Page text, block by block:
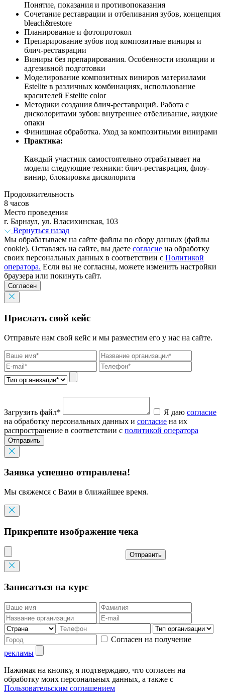
Понятие, показания и противопоказания
Сочетание реставрации и отбеливания зубов, концепция
bleach&restore
Планирование и фотопротокол
Препарирование зубов под композитные виниры и
блич-реставрации
Виниры без препарирования. Особенности изоляции и
адгезивной подготовки
Моделирование композитных виниров материалами
Estelite в различных комбинациях, использование
красителей Estelite сolor
Методики создания блич-реставраций. Работа с
дисколоритами зубов: внутреннее отбеливание, жидкие
опаки
Финишная обработка. Уход за композитными винирами
Практика:
Каждый участник самостоятельно отрабатывает на
модели следующие техники: блич-реставрация, флоу-
винир, блокировка дисколорита
Продолжительность
8 часов
Место проведения
г. Барнаул, ул. Власихинская, 103
Вернуться назад
Мы обрабатываем на сайте файлы по сбору данных (файлы
cookie). Оставаясь на сайте, вы даете согласие на обработку
своих персональных данных в соответствии с Политикой
оператора. Если вы не согласны, можете изменить настройки
браузера или покинуть сайт.
Согласен
Прислать свой кейс
Отправьте нам свой кейс и мы разместим его у нас на сайте.
Загрузить файл* Я даю согласие
на обработку персональных данных и согласие на их
распространение в соответствии с политикой оператора
Отправить
Заявка успешно отправлена!
Мы свяжемся с Вами в ближайшее время.
Прикрепите изображение чека
Отправить
Записаться на курс
Согласен на получение
рекламы
Нажимая на кнопку, я подтверждаю, что согласен на
обработку моих персональных данных, а также с
Пользовательским соглашением